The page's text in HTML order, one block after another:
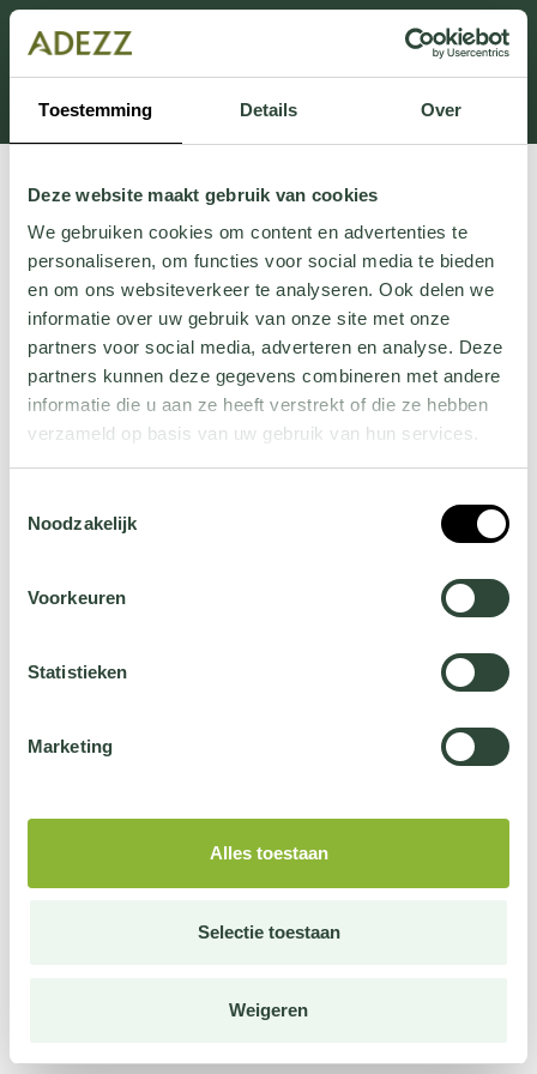
Toestemming Details Over
Deze website maakt gebruik van cookies
We gebruiken cookies om content en advertenties te
personaliseren, om functies voor social media te bieden
en om ons websiteverkeer te analyseren. Ook delen we
informatie over uw gebruik van onze site met onze
partners voor social media, adverteren en analyse. Deze
partners kunnen deze gegevens combineren met andere
informatie die u aan ze heeft verstrekt of die ze hebben
verzameld op basis van uw gebruik van hun services.
jehier.
Noodzakelijk
Voorkeuren
Statistieken
Marketing
Alles toestaan
Selectie toestaan
Weigeren
Dit onderdeel is momenteel in onderhoud.
Als je informatie mist kun je ons bellen +31 413 274
168 of mailen
Customersupport@adezz.com.